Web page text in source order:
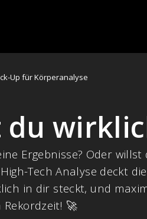
Ergebnisse? Oder willst
Tech Analyse deckt
in dir steckt, und
Rekordzeit! 🚀